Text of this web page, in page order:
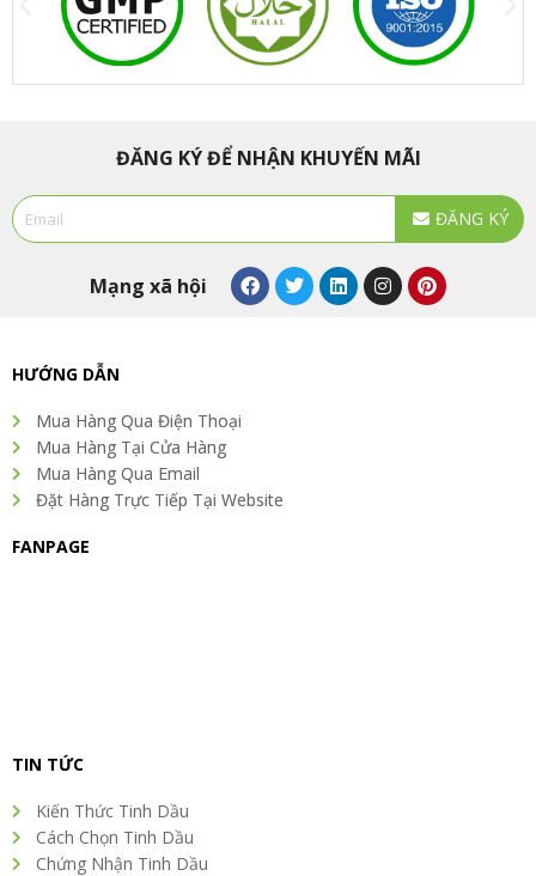
ĐĂNG KÝ ĐỂ NHẬN KHUYẾN MÃI
Email
ĐĂNG KÝ
Mạng xã hội F
a
c
T
w
i
L
i
n
I
n
s
P
i
n
HƯỚNG DẪN
Mua Hàng Qua Điện Thoại
Mua Hàng Tại Cửa Hàng
Mua Hàng Qua Email
Đặt Hàng Trực Tiếp Tại Website
FANPAGE
TIN TỨC
Kiến Thức Tinh Dầu
Cách Chọn Tinh Dầu
Chứng Nhận Tinh Dầu